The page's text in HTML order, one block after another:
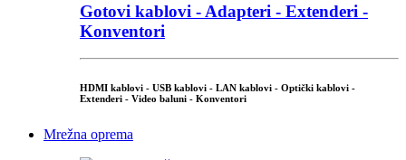
Gotovi kablovi - Adapteri - Extenderi -
Konventori
HDMI kablovi - USB kablovi - LAN kablovi - Optički kablovi -
Extenderi - Video baluni - Konventori
Mrežna oprema